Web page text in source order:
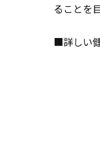
ることを
■詳しい